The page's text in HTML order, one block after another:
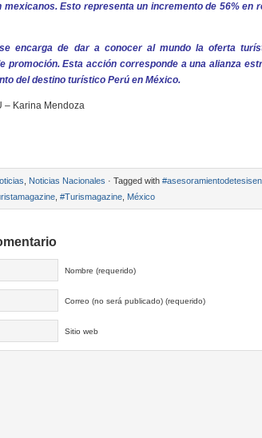
mexicanos. Esto representa un incremento de 56% en
se encarga de dar a conocer al mundo la oferta
promoción. Esta acción corresponde a una alianza
del destino turístico Perú en México.
– Karina Mendoza
Noticias Nacionales · Tagged with
#Turismagazine México
Nombre (requerido)
Correo (no será publicado) (requerido)
Sitio web